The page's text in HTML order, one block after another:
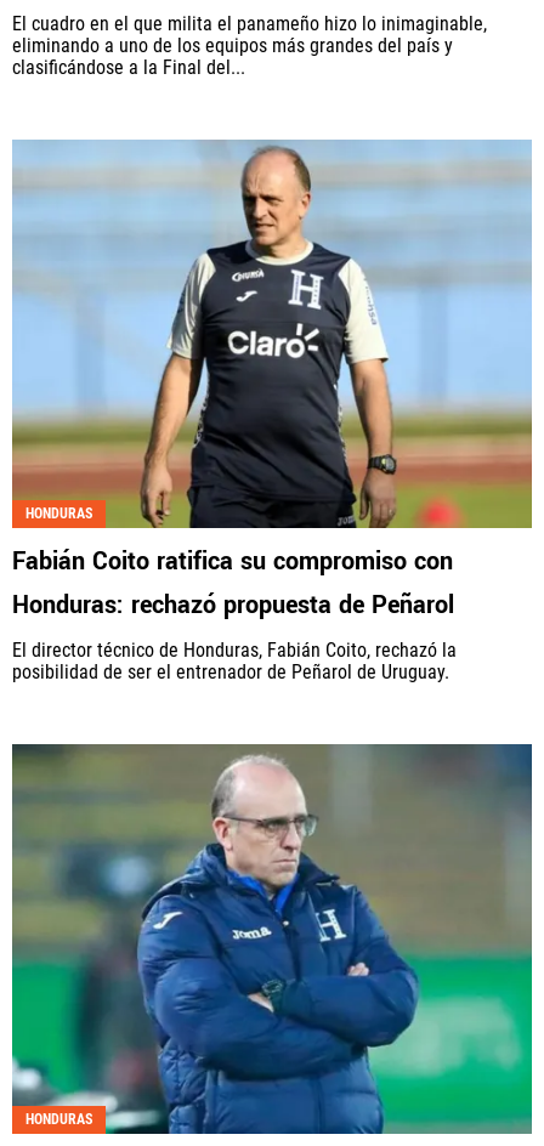
El cuadro en el que milita el panameño hizo lo inimaginable,
eliminando a uno de los equipos más grandes del país y
clasificándose a la Final del...
HONDURAS
Fabián Coito ratifica su compromiso con
Honduras: rechazó propuesta de Peñarol
El director técnico de Honduras, Fabián Coito, rechazó la
posibilidad de ser el entrenador de Peñarol de Uruguay.
HONDURAS